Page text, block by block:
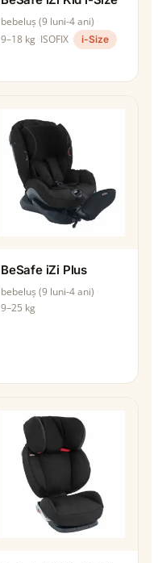
bebeluș (9 luni-4 ani)
9–18 kg ISOFIX i-Size
BeSafe iZi Plus
bebeluș (9 luni-4 ani)
9–25 kg